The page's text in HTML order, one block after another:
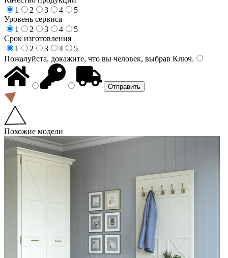
1
2 3 4
5
Уровень сервиса
1
2 3 4
5
Срок изготовления
1
2 3 4
5
Пожалуйста, докажите, что вы человек, выбрав Ключ.
Похожие модели